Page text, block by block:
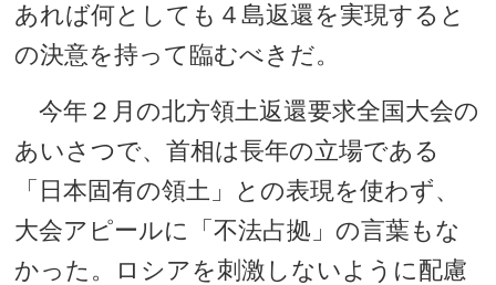
あれば何としても４島返還を実現すると
の決意を持って臨むべきだ。
今年２月の北方領土返還要求全国大会の
あいさつで、首相は長年の立場である
「日本固有の領土」との表現を使わず、
大会アピールに「不法占拠」の言葉もな
かった。ロシアを刺激しないように配慮